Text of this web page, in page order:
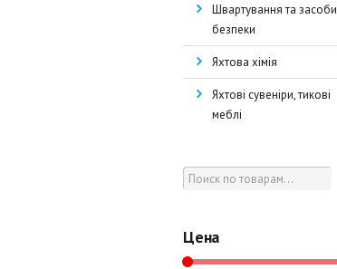
Швартування та засоби
безпеки
Яхтова хімія
Яхтові сувеніри, тикові
меблі
Цена